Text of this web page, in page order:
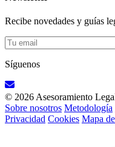
Recibe novedades y guías
Síguenos
© 2026 Asesoramiento
Sobre nosotros Metodología
Privacidad Cookies Mapa